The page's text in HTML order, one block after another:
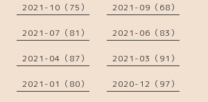
2021-10（75） 2021-09（68）
2021-07（81） 2021-06（83）
2021-04（87） 2021-03（91）
2021-01（80） 2020-12（97）